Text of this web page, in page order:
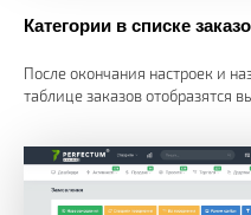
Категории в списке
После окончания настроек и
таблице заказов отобразятся